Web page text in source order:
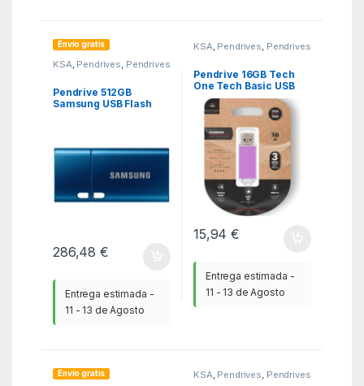
Envío gratis
KSA Pendrives Pendrives
Pendrive 512GB
Samsung USB Flash
286,48€
Entrega estimada -
11 - 13 de Agosto
KSA Pendrives Pendrives
Pendrive 16GB Tech
One Tech Basic USB
2.0/ Púrpura Claro
15,94€
Entrega estimada -
11 - 13 de Agosto
Envío gratis KSA, Pendrives, Pendrives